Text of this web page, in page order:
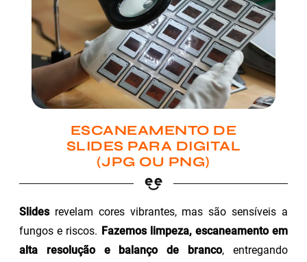
ESCANEAMENTO DE
SLIDES PARA DIGITAL
(JPG OU PNG)
Slidesrevelam cores vibrantes, mas são sensíveis a
fungos e riscos. Fazemos limpeza, escaneamento em
alta resolução e balanço de branco, entregando